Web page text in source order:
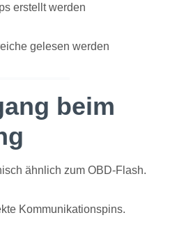
erstellt werden
gelesen werden
beim
ähnlich zum OBD-Flash.
Kommunikationspins.